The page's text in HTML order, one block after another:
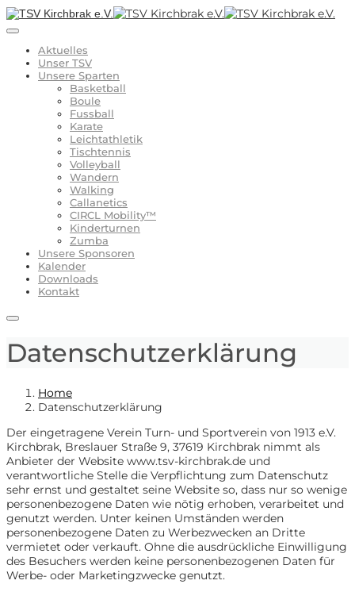
Aktuelles
Unser TSV
Unsere Sparten
Basketball
Boule
Fussball
Karate
Leichtathletik
Tischtennis
Volleyball
Wandern
Walking
Callanetics
CIRCL Mobility™
Kinderturnen
Zumba
Unsere Sponsoren
Kalender
Downloads
Kontakt
Datenschutzerklärung
Home
Datenschutzerklärung
Der eingetragene Verein Turn- und Sportverein von 1913 e.V.
Kirchbrak, Breslauer Straße 9, 37619 Kirchbrak nimmt als
Anbieter der Website www.tsv-kirchbrak.de und
verantwortliche Stelle die Verpflichtung zum Datenschutz
sehr ernst und gestaltet seine Website so, dass nur so wenige
personenbezogene Daten wie nötig erhoben, verarbeitet und
genutzt werden. Unter keinen Umständen werden
personenbezogene Daten zu Werbezwecken an Dritte
vermietet oder verkauft. Ohne die ausdrückliche Einwilligung
des Besuchers werden keine personenbezogenen Daten für
Werbe- oder Marketingzwecke genutzt.